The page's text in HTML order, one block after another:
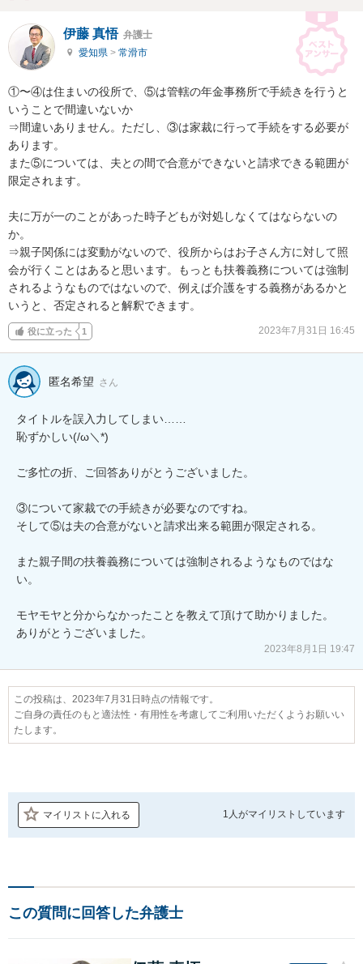
伊藤 真悟 弁護士
愛知県 > 常滑市
①〜④は住まいの役所で、⑤は管轄の年金事務所で手続きを行うと
いうことで間違いないか
⇒間違いありません。ただし、③は家裁に行って手続をする必要が
あります。
また⑤については、夫との間で合意ができないと請求できる範囲が
限定されます。
夫に万が一のことがあった時子どもが対処しなくてはならないの
か。
⇒親子関係には変動がないので、役所からはお子さん方に対して照
会が行くことはあると思います。もっとも扶養義務については強制
されるようなものではないので、例えば介護をする義務があるかと
いうと、否定されると解釈できます。
役に立った 1 2023年7月31日 16:45
匿名希望 さん
タイトルを誤入力してしまい……
恥ずかしい(/ω＼*)
ご多忙の折、ご回答ありがとうございました。
③について家裁での手続きが必要なのですね。
そして⑤は夫の合意がないと請求出来る範囲が限定される。
また親子間の扶養義務については強制されるようなものではな
い。
モヤモヤと分からなかったことを教えて頂けて助かりました。
2023年8月1日 19:47
この投稿は、2023年7月31日時点の情報です。
ご自身の責任のもと適法性・有用性を考慮してご利用いただくようお願いい
たします。
マイリストに入れる 1人がマイリストしています
この質問に回答した弁護士